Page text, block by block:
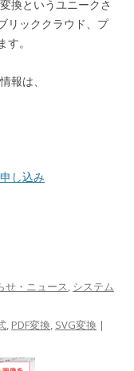
換というユニークさ
リッククラウド、プ
。
報は、
し込み
せ・ニュース, システム
, PDF変換, SVG変換 |